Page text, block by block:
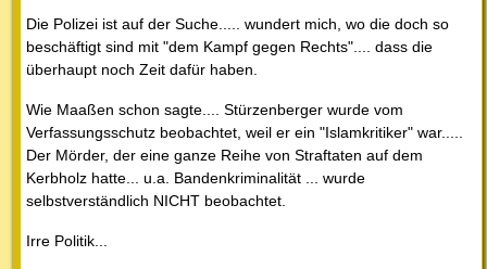
Die Polizei ist auf der Suche..... wundert mich, wo die doch so
beschäftigt sind mit "dem Kampf gegen Rechts".... dass die
überhaupt noch Zeit dafür haben.
Wie Maaßen schon sagte.... Stürzenberger wurde vom
Verfassungsschutz beobachtet, weil er ein "Islamkritiker" war.....
Der Mörder, der eine ganze Reihe von Straftaten auf dem
Kerbholz hatte... u.a. Bandenkriminalität ... wurde
selbstverständlich NICHT beobachtet.
Irre Politik...